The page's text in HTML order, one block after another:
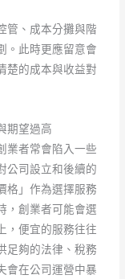
管、成本分攤與階
。此時更應留意會
楚的成本與收益對
期望過高
業者常會陷入一些
公司設立和後續的
格」作為選擇服務
，創業者可能會選
，便宜的服務往往
足夠的法律、稅務
會在公司運營中暴